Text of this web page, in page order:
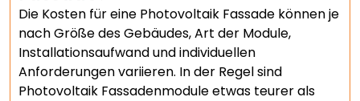
Die Kosten für eine Photovoltaik Fassade können je
nach Größe des Gebäudes, Art der Module,
Installationsaufwand und individuellen
Anforderungen variieren. In der Regel sind
Photovoltaik Fassadenmodule etwas teurer als